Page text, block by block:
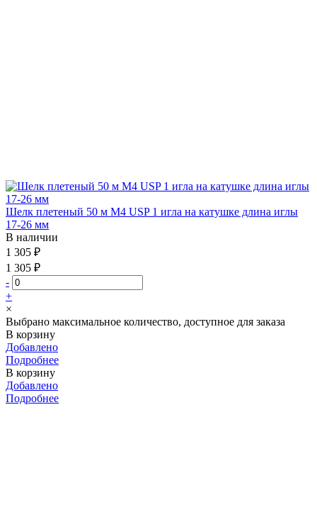
Шелк плетеный 50 м М4 USP 1 игла на катушке длина иглы
17-26 мм
В наличии
1 305 ₽
1 305 ₽
-
+
×
Выбрано максимальное количество, доступное для заказа
В корзину
Добавлено
Подробнее
В корзину
Добавлено
Подробнее